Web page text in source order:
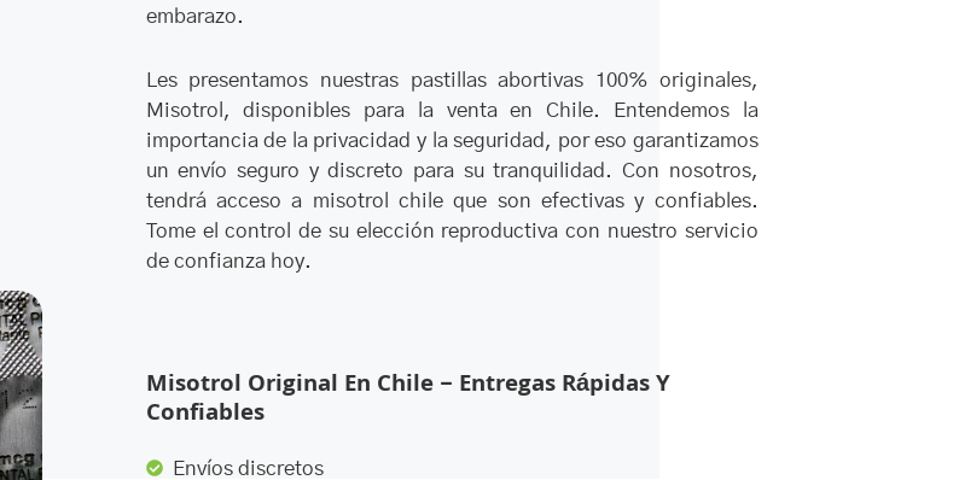
embarazo.
Les presentamos nuestras pastillas abortivas 100% originales,
Misotrol, disponibles para la venta en Chile. Entendemos la
importancia de la privacidad y la seguridad, por eso garantizamos
un envío seguro y discreto para su tranquilidad. Con nosotros,
tendrá acceso a misotrol chile que son efectivas y confiables.
Tome el control de su elección reproductiva con nuestro servicio
de confianza hoy.
Misotrol Original En Chile – Entregas Rápidas Y
Confiables
Envíos discretos